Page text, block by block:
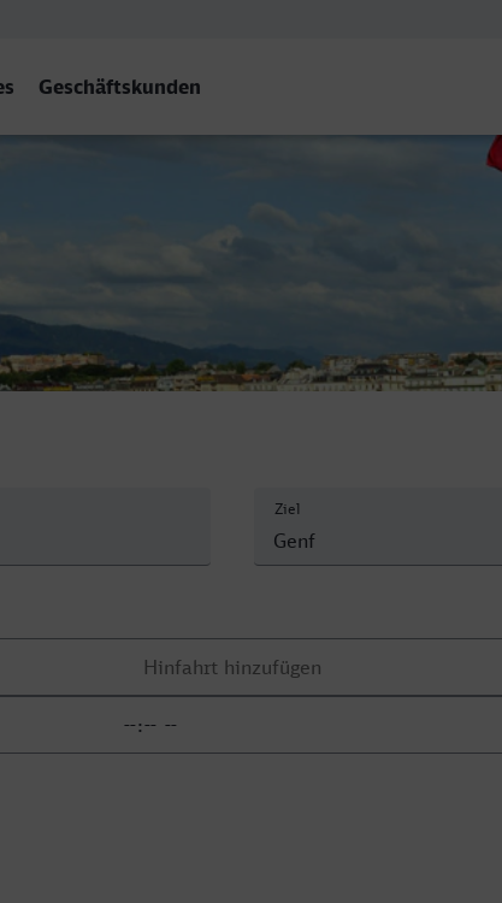
Geschäftskunden
Ziel